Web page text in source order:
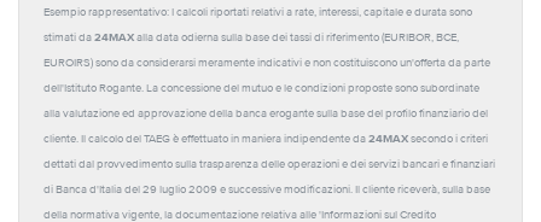
Esempio rappresentativo: I calcoli riportati relativi a rate, interessi, capitale e durata sono
stimati da 24MAX alla data odierna sulla base dei tassi di riferimento (EURIBOR, BCE,
EUROIRS) sono da considerarsi meramente indicativi e non costituiscono un'offerta da parte
dell'Istituto Rogante. La concessione del mutuo e le condizioni proposte sono subordinate
alla valutazione ed approvazione della banca erogante sulla base del profilo finanziario del
cliente. Il calcolo del TAEG è effettuato in maniera indipendente da 24MAX secondo i criteri
dettati dal provvedimento sulla trasparenza delle operazioni e dei servizi bancari e finanziari
di Banca d'Italia del 29 luglio 2009 e successive modificazioni. Il cliente riceverà, sulla base
della normativa vigente, la documentazione relativa alle 'Informazioni sul Credito